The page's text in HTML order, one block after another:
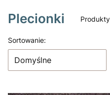
Plecionki
Lista produktów
Sortowanie:
Domyślne